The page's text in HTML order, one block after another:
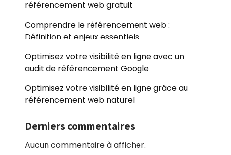
référencement web gratuit
Comprendre le référencement web :
Définition et enjeux essentiels
Optimisez votre visibilité en ligne avec un
audit de référencement Google
Optimisez votre visibilité en ligne grâce au
référencement web naturel
Derniers commentaires
Aucun commentaire à afficher.